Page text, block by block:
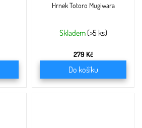
Hrnek Totoro Mugiwara
Skladem (>5 ks)
279 Kč
Do košíku